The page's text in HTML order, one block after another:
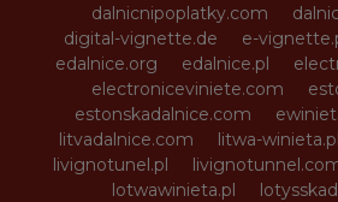
dalnicnipoplatky.com
digital-vignette.de
e-
edalnice.org
edalnice.pl
electroniceviniete.com
estonskadalnice.com
litvadalnice.com
litwa-winieta.pl
livignotunel.pl
lotwawinieta.pl